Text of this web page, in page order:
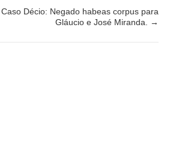
Caso Décio: Negado habeas corpus para
Gláucio e José Miranda.
→